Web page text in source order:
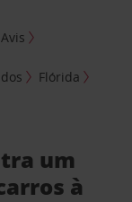
Flórida
um
à